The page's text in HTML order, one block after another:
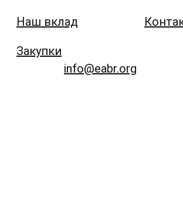
Наш вклад
Закупки
info@eabr.org